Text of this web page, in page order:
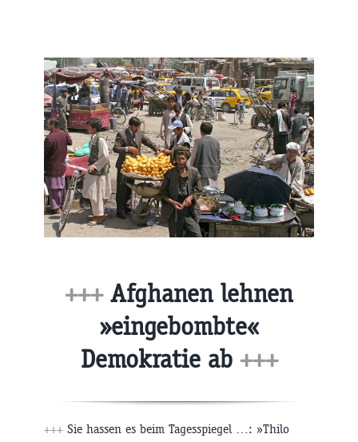
+++ Afghanen lehnen
»eingebombte«
Demokratie ab +++
+++ Sie hassen es beim Tagesspiegel …: »Thilo